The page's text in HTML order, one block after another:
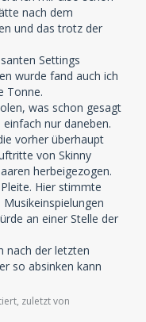
nach dem
und das trotz der
Settings
wurde fand auch ich
Tonne.
was schon gesagt
nur daneben.
vorher überhaupt
von Skinny
herbeigezogen.
Hier stimmte
an einer Stelle der
nach der letzten
so absinken kann
zuletzt von